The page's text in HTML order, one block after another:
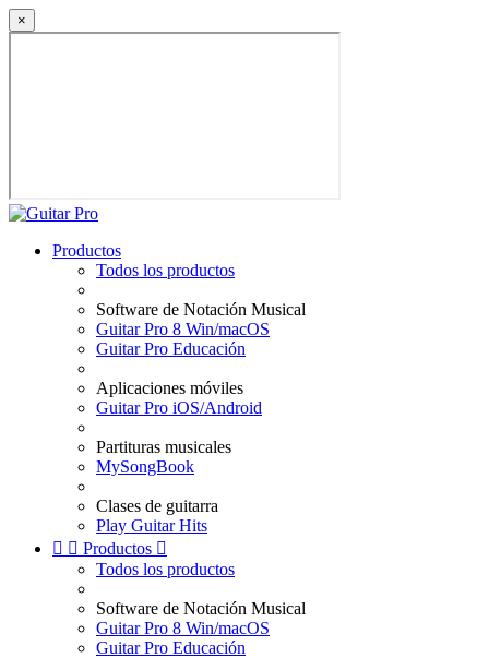
×
Productos
Todos los productos
Software de Notación Musical
Guitar Pro 8 Win/macOS
Guitar Pro Educación
Aplicaciones móviles
Guitar Pro iOS/Android
Partituras musicales
MySongBook
Clases de guitarra
Play Guitar Hits
  Productos 
Todos los productos
Software de Notación Musical
Guitar Pro 8 Win/macOS
Guitar Pro Educación